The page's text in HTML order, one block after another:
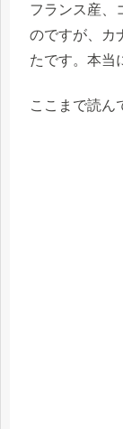
フランス産、
のですが、カ
たです。本当
ここまで読ん